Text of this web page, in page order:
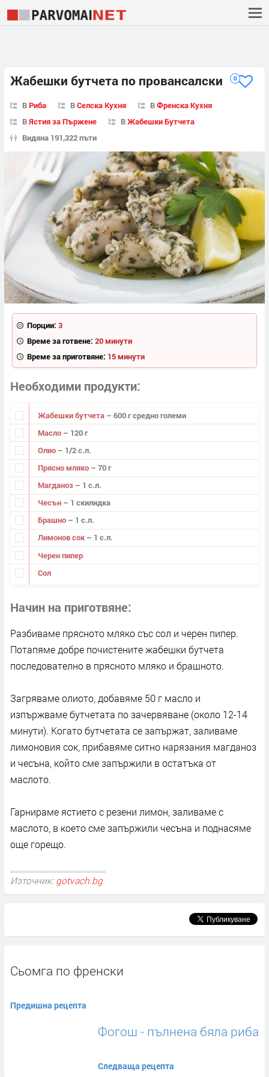
Жабешки бутчета по провансалски 0
ВРиба ВСелска Кухня ВФренска Кухня
ВЯстия за Пържене ВЖабешки Бутчета
Видяна 191,322 пъти
Порции: 3
Време за готвене: 20 минути
Време за приготвяне: 15 минути
Необходими продукти
Жабешки бутчета – 600 г средно големи
Масло – 120 г
Олио – 1/2 с.л.
Прясно мляко – 70 г
Магданоз – 1 с.л.
Чесън – 1 скилидка
Брашно – 1 с.л.
Лимонов сок – 1 с.л.
Черен пипер
Сол
Начин на приготвяне
Разбиваме прясното мляко със сол и черен пипер.
Потапяме добре почистените жабешки бутчета
последователно в прясното мляко и брашното.
Загряваме олиото, добавяме 50 г масло и
изпържваме бутчетата по зачервяване (около 12-14
минути). Когато бутчетата се запържат, заливаме
лимоновия сок, прибавяме ситно нарязания магданоз
и чесъна, който сме запържили в остатъка от
маслото.
Гарнираме ястието с резени лимон, заливаме с
маслото, в което сме запържили чесъна и поднасяме
още горещо.
Източник: gotvach.bg
Сьомга по френски
Предишна рецепта
Фогош - пълнена бяла риба
Следваща рецепта